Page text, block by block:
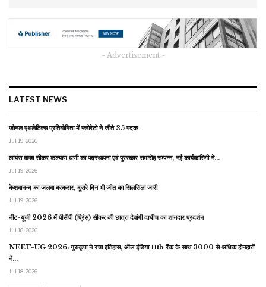
- Advertisement -
LATEST NEWS
जोनल एथलेटिक्स प्रतियोगिता में फ्लोरेटो ने जीते 35 पदक
Jul 19, 2026
लायंस क्लब सीकर कल्याण धणी का पदस्थापना एवं पुरस्कार समारोह सम्पन्न, नई कार्यकारिणी ने…
Jul 19, 2026
केशवानन्द का जलवा बरकरार, दूसरे दिन भी जीत का सिलसिला जारी
Jul 19, 2026
नीट-यूजी 2026 में पीसीपी (प्रिंस) सीकर की छात्रा देवांगी दाधीच का शानदार प्रदर्शन
Jul 18, 2026
NEET-UG 2026: गुरुकृपा ने रचा इतिहास, ऑल इंडिया 11th रैंक के साथ 3000 से अधिक होनहारों
ने…
Jul 18, 2026